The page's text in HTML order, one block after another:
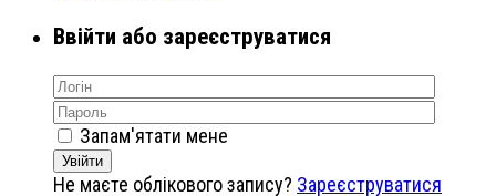
Ввійти або зареєструватися
Запам'ятати мене
Увійти
Не маєте облікового запису? Зареєструватися